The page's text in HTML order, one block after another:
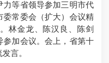
力等省领导参加三明市代
委常委会（扩大）会议精
林金龙、陈汉良、陈剑
参加会议。会上，省第十
言。